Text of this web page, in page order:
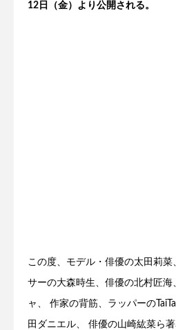
12日（金）より公開される。
この度、モデル・俳優の太田莉
サーの大森時生、俳優の北村匠海
ャ、 作家の背筋、ラッパーの
田ダニエル、 俳優の山崎紘菜ら